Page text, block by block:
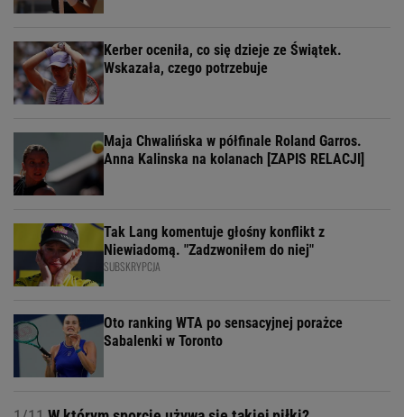
Kerber oceniła, co się dzieje ze Świątek.
Wskazała, czego potrzebuje
Maja Chwalińska w półfinale Roland Garros.
Anna Kalinska na kolanach [ZAPIS RELACJI]
Tak Lang komentuje głośny konflikt z
Niewiadomą. "Zadzwoniłem do niej"
SUBSKRYPCJA
Oto ranking WTA po sensacyjnej porażce
Sabalenki w Toronto